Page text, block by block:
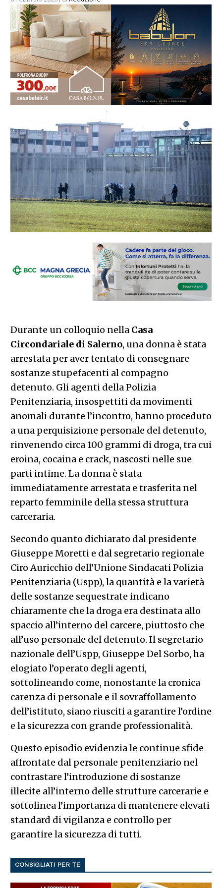
Durante un colloquio nellaCasa
Circondariale di Salerno, una donna è stata
arrestata per aver tentato di consegnare
sostanze stupefacenti al compagno
detenuto. Gli agenti della Polizia
Penitenziaria, insospettiti da movimenti
anomali durante l’incontro, hanno proceduto
a una perquisizione personale del detenuto,
rinvenendo circa 100 grammi di droga, tra cui
eroina, cocaina e crack, nascosti nelle sue
parti intime. La donna è stata
immediatamente arrestata e trasferita nel
reparto femminile della stessa struttura
carceraria.
Secondo quanto dichiarato dal presidente
Giuseppe Moretti e dal segretario regionale
Ciro Auricchio dell’Unione Sindacati Polizia
Penitenziaria (Uspp), la quantità e la varietà
delle sostanze sequestrate indicano
chiaramente che la droga era destinata allo
spaccio all’interno del carcere, piuttosto che
all’uso personale del detenuto. Il segretario
nazionale dell’Uspp, Giuseppe Del Sorbo, ha
elogiato l’operato degli agenti,
sottolineando come, nonostante la cronica
carenza di personale e il sovraffollamento
dell’istituto, siano riusciti a garantire l’ordine
e la sicurezza con grande professionalità.
Questo episodio evidenzia le continue sfide
affrontate dal personale penitenziario nel
contrastare l’introduzione di sostanze
illecite all’interno delle strutture carcerarie e
sottolinea l’importanza di mantenere elevati
standard di vigilanza e controllo per
garantire la sicurezza di tutti.
CONSIGLIATI PER TE